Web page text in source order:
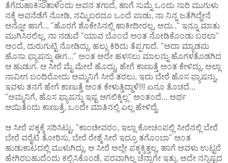
ತೆಗೆದುಹಾಕಿಸುತಾಳೆಂದು ಅವನ ತಗಾದೆ, ಹಾಗೆ ಸುಮ್ನೆ ಒಂದು ಸಾರಿ ಮುಗುಳು
ನಕ್ಕೆ ಅವನೆಡೆಗೆ ನೋಡಿ, ನಮ್ಮಿಬರದೂ ಒಂದೆ ಪಾಡು, ನಾ ನಿನ್ನ ಜತೆಗಿದ್ದೇನೆ
ಅನ್ನೋ ಹಾಗೆ... "ಹೊರಗೆ ಶೊಕೇಸಿನಲ್ಲಿ ಹಾಕೀದೀರಲ್ಲ, ಅದು.." ಇನ್ನೂ ಮಾತು
ಮುಗಿಸಿರಲಿಲ್ಲ, ನಾ ನಡುವೆ "ಯಾವ ಬೊಂಬೆ ಅಂತ ನೋಡಿಕೊಂಡು ಬರಲಾ"
ಅಂದೆ, ದುರುಗುಟ್ಟಿ ನೋಡಿದ್ಲು, ಹಲ್ಲು ಕಿರಿದು ತೆಪ್ಪಗಾದೆ. "ಅದಾ ಮ್ಯಾಡಮ
ಹೊಸಾ ಫ್ಯಾಷನ್ನು ಈಗ..." ಅಂತ ಅದೇ ಹಳಸಲು ಮಾಲನ್ನು ಹೊಗಳತೊಡಗಿದ
ಆ ಹುಡುಗ. ಆ ಸೀರೆ ಮೈ ಮೇಲೆ ಹೊದ್ದು, ಹೇಗೆ ಕಾಣುತ್ತೆ ಅಂತ ಕೇಳಿದ್ಲು, ಅಲ್ಲಾ
ನಾವೀಗ ಬಂದಿರೋದು ಅಮ್ಮನಿಗೆ ಸೀರೆ ತರಲು, ಇದು ಬೇರೆ ಹೊಸ ಫ್ಯಾಷನ್ನು,
ಇವಳು ತನಗೆ ಹೇಗೆ ಕಾಣುತ್ತೆ ಅಂತ ಕೇಳುತ್ತಿದ್ದಾಳೆ!!! ಏನೂ ತೊಚದೆ...
"ಅಮ್ಮನಿಗೆ, ಹೊಸ ಫ್ಯಾಷನ್ನು ಇಷ್ಟ ಆಗಲಿಕ್ಕಿಲ್ಲ" ಅಂತಂದೆ... ಅರ್ಥ
ಆಯಿತೆಂದು ಕಾಣುತ್ತೆ, ಒಂದೇ ಮಾತಿನಲ್ಲಿ ಎಲ್ಲ ಹೇಳಿದ್ದೆ.
ಆ ಸೀರೆ ಪಕ್ಕಕ್ಕೆ ಸರಿಸಿಟ್ಟು, "ಕಾಂಚೀವರಂ, ಇಲ್ಲಾ ಕೋಚಂಪಲ್ಲಿ ಸೀರೆನಲ್ಲಿ ಬೇರೆ
ಬೇರೆ ವರೈಟಿ ತೋರಿಸು, ಬೇರೆ ರೇಶ್ಮೆ ಸೀರೆ ಇದ್ರೂ ತಗೊಂಬಾ" ಅಂತ
ಹುಡುಕಾಟದಲ್ಲಿ ಮುಳುಗಿದ್ಲು, ಆ ಸೀರೆ ಅಲ್ಲೇ ಪಕ್ಕಕ್ಕಿತ್ತಲ್ಲ, ಹಾಗೆ ಅವಳು ಉಟ್ಟರೆ
ಹೇಗಿರಬಹುದೆಂದು ಕಲ್ಪಿಸಿಕೊಂಡೆ, ಪರವಾಗಿಲ್ಲ ಚೆನ್ನಾಗೇ ಇತ್ತು, ಅದೇ ನನ್ನಿಷ್ಟದ